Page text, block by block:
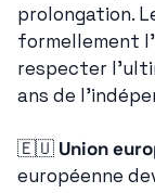
prolongation.
formellement
respecter
ans de
🇪🇺 Union
européenne